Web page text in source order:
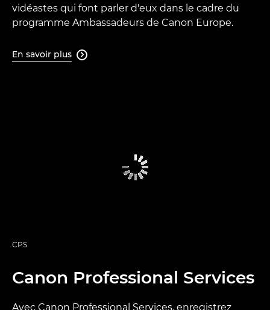
vidéastes qui font parler d'eux dans le cadre du
programme Ambassadeurs de Canon Europe.
En savoir plus 
CPS
Canon Professional Services
Avec Canon Professional Services, enregistrez